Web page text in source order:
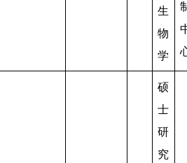
生
物
学
硕
士
研
究